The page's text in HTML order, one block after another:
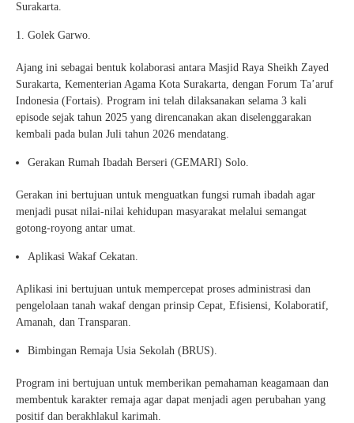
Surakarta.
Golek Garwo.
Ajang ini sebagai bentuk kolaborasi antara Masjid Raya Sheikh Zayed
Surakarta, Kementerian Agama Kota Surakarta, dengan Forum Ta’aruf
Indonesia (Fortais). Program ini telah dilaksanakan selama 3 kali
episode sejak tahun 2025 yang direncanakan akan diselenggarakan
kembali pada bulan Juli tahun 2026 mendatang.
Gerakan Rumah Ibadah Berseri (GEMARI) Solo.
Gerakan ini bertujuan untuk menguatkan fungsi rumah ibadah agar
menjadi pusat nilai-nilai kehidupan masyarakat melalui semangat
gotong-royong antar umat.
Aplikasi Wakaf Cekatan.
Aplikasi ini bertujuan untuk mempercepat proses administrasi dan
pengelolaan tanah wakaf dengan prinsip Cepat, Efisiensi, Kolaboratif,
Amanah, dan Transparan.
Bimbingan Remaja Usia Sekolah (BRUS).
Program ini bertujuan untuk memberikan pemahaman keagamaan dan
membentuk karakter remaja agar dapat menjadi agen perubahan yang
positif dan berakhlakul karimah.